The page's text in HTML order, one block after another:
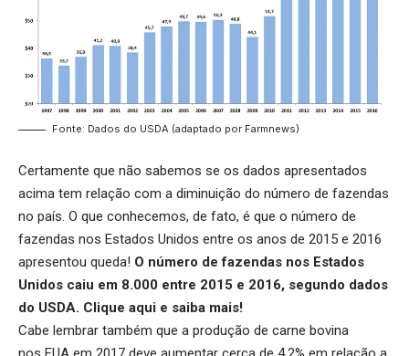
Fonte: Dados do USDA (adaptado por Farmnews)
Certamente que não sabemos se os dados apresentados
acima tem relação com a diminuição do número de fazendas
no país. O que conhecemos, de fato, é que o número de
fazendas nos Estados Unidos entre os anos de 2015 e 2016
apresentou queda! O número de fazendas nos Estados
Unidos caiu em 8.000 entre 2015 e 2016, segundo dados
do USDA. Clique aqui e saiba mais!
Cabe lembrar também que a produção de carne bovina